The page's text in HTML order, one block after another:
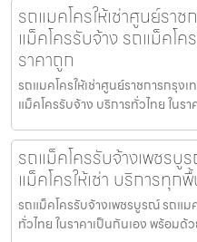
รถแมคโครให้เช่าศูนย์รา
แม็คโครรับจ้าง รถแม็คโ
ราคาถูก
รถแมคโครให้เช่าศูนย์ราชการกรุง
แม็คโครรับจ้าง บริการทั่วไทย ใน
รถแม็คโครรับจ้างเพชร
แม็คโครให้เช่า บริการทุก
รถแม็คโครรับจ้างเพชรบูรณ์ รถแม
ทั่วไทย ในราคาเป็นกันเอง พร้อม